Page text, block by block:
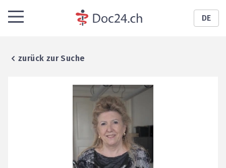
DE
zurück zur Suche